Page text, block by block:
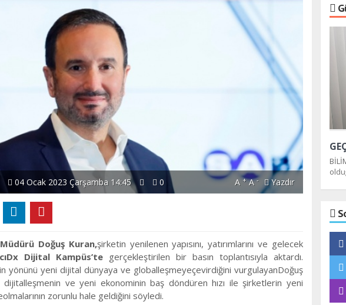
04 Ocak 2023 Çarşamba 14:45 0 A + A- Yazdır
Doğuş Kuran,şirketin yenilenen yapısını, yatırımlarını ve gelecek
Dijital Kampüs’te gerçekleştirilen bir basın toplantısıyla aktardı.
yönünü yeni dijital dünyaya ve globalleşmeyeçevirdiğini vurgulayanDoğuş
dijitalleşmenin ve yeni ekonominin baş döndüren hızı ile şirketlerin yeni
zorunlu hale geldiğini söyledi.